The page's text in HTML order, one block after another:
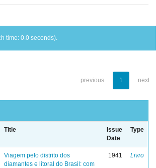
time: 0.0 seconds).
previous 1 next
Title
Issue
Date
Type
Viagem pelo distrito dos
diamantes e litoral do Brasil: com
1941 Livro